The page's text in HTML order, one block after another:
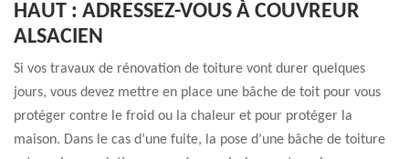
HAUT : ADRESSEZ-VOUS À COUVREUR
ALSACIEN
Si vos travaux de rénovation de toiture vont durer quelques
jours, vous devez mettre en place une bâche de toit pour vous
protéger contre le froid ou la chaleur et pour protéger la
maison. Dans le cas d’une fuite, la pose d’une bâche de toiture